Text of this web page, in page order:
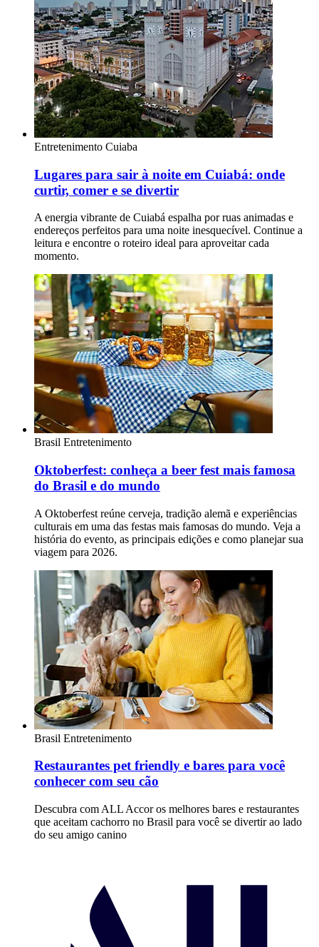
Entretenimento Cuiaba
Lugares para sair à noite em Cuiabá: onde
curtir, comer e se divertir
A energia vibrante de Cuiabá espalha por ruas animadas e
endereços perfeitos para uma noite inesquecível. Continue a
leitura e encontre o roteiro ideal para aproveitar cada
momento.
Brasil Entretenimento
Oktoberfest: conheça a beer fest mais famosa
do Brasil e do mundo
A Oktoberfest reúne cerveja, tradição alemã e experiências
culturais em uma das festas mais famosas do mundo. Veja a
história do evento, as principais edições e como planejar sua
viagem para 2026.
Brasil Entretenimento
Restaurantes pet friendly e bares para você
conhecer com seu cão
Descubra com ALL Accor os melhores bares e restaurantes
que aceitam cachorro no Brasil para você se divertir ao lado
do seu amigo canino